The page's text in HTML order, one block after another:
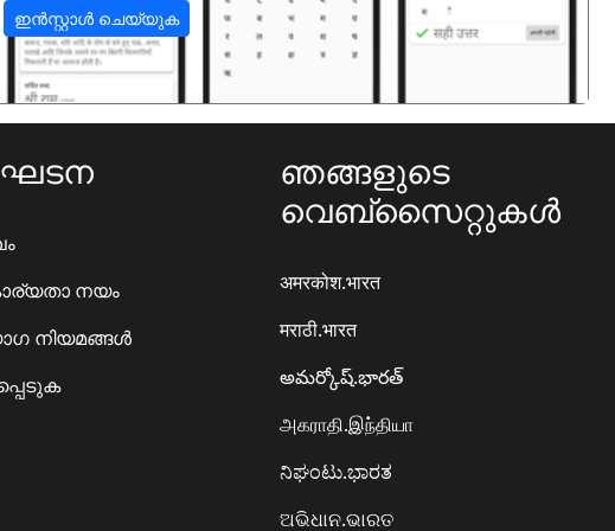
ഇൻസ്റ്റാൾ ചെയ്യുക
നയം
നിയമങ്ങൾ
ഞങ്ങളുടെ
വെബ്സൈറ്റുകൾ
अमरकोश.भारत
मराठी.भारत
అమర్కోష్.భారత్
அகராதி.இந்தியா
ನಿಘಂಟು.ಭಾರತ
ଅଭିଧାନ.ଭାରତ